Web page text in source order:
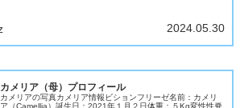
2024.05.30
カメリア（母）プロフィール
カメリアの写真カメリア情報ビションフリーゼ名前：カメリ
ア（Camellia）誕生日：2021年１月２日体重：５Kg変性性脊